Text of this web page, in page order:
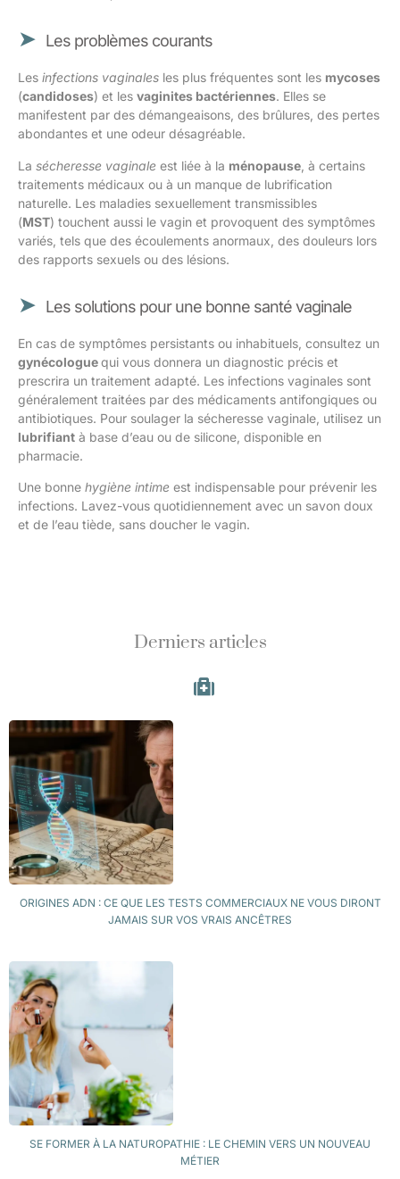
Les problèmes courants
Les infections vaginales les plus fréquentes sont les mycoses
(candidoses) et les vaginites bactériennes. Elles se
manifestent par des démangeaisons, des brûlures, des pertes
abondantes et une odeur désagréable.
La sécheresse vaginale est liée à la ménopause , à certains
traitements médicaux ou à un manque de lubrification
naturelle. Les maladies sexuellement transmissibles
(MST) touchent aussi le vagin et provoquent des symptômes
variés, tels que des écoulements anormaux, des douleurs lors
des rapports sexuels ou des lésions.
Les solutions pour une bonne santé vaginale
En cas de symptômes persistants ou inhabituels, consultez un
gynécologuequi vous donnera un diagnostic précis et
prescrira un traitement adapté. Les infections vaginales sont
généralement traitées par des médicaments antifongiques ou
antibiotiques. Pour soulager la sécheresse vaginale, utilisez un
lubrifiant à base d’eau ou de silicone, disponible en
pharmacie.
Une bonne hygiène intime est indispensable pour prévenir les
infections. Lavez-vous quotidiennement avec un savon doux
et de l’eau tiède, sans doucher le vagin.
Derniers articles
ORIGINES ADN : CE QUE LES TESTS COMMERCIAUX NE VOUS DIRONT
JAMAIS SUR VOS VRAIS ANCÊTRES
SE FORMER À LA NATUROPATHIE : LE CHEMIN VERS UN NOUVEAU
MÉTIER